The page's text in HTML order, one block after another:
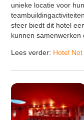
unieke locatie voor
sfeer biedt dit hotel
kunnen samenwerken
Lees verder: Hotel